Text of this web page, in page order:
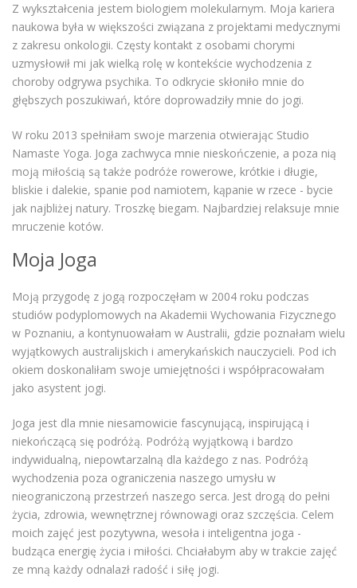
Z wykształcenia jestem biologiem molekularnym. Moja kariera
naukowa była w większości związana z projektami medycznymi
z zakresu onkologii. Częsty kontakt z osobami chorymi
uzmysłowił mi jak wielką rolę w kontekście wychodzenia z
choroby odgrywa psychika. To odkrycie skłoniło mnie do
głębszych poszukiwań, które doprowadziły mnie do jogi.
W roku 2013 spełniłam swoje marzenia otwierając Studio
Namaste Yoga. Joga zachwyca mnie nieskończenie, a poza nią
moją miłością są także podróże rowerowe, krótkie i długie,
bliskie i dalekie, spanie pod namiotem, kąpanie w rzece - bycie
jak najbliżej natury. Troszkę biegam. Najbardziej relaksuje mnie
mruczenie kotów.
Moja Joga
Moją przygodę z jogą rozpoczęłam w 2004 roku podczas
studiów podyplomowych na Akademii Wychowania Fizycznego
w Poznaniu, a kontynuowałam w Australii, gdzie poznałam wielu
wyjątkowych australijskich i amerykańskich nauczycieli. Pod ich
okiem doskonaliłam swoje umiejętności i współpracowałam
jako asystent jogi.
Joga jest dla mnie niesamowicie fascynującą, inspirującą i
niekończącą się podróżą. Podróżą wyjątkową i bardzo
indywidualną, niepowtarzalną dla każdego z nas. Podróżą
wychodzenia poza ograniczenia naszego umysłu w
nieograniczoną przestrzeń naszego serca. Jest drogą do pełni
życia, zdrowia, wewnętrznej równowagi oraz szczęścia. Celem
moich zajęć jest pozytywna, wesoła i inteligentna joga -
budząca energię życia i miłości. Chciałabym aby w trakcie zajęć
ze mną każdy odnalazł radość i siłę jogi.